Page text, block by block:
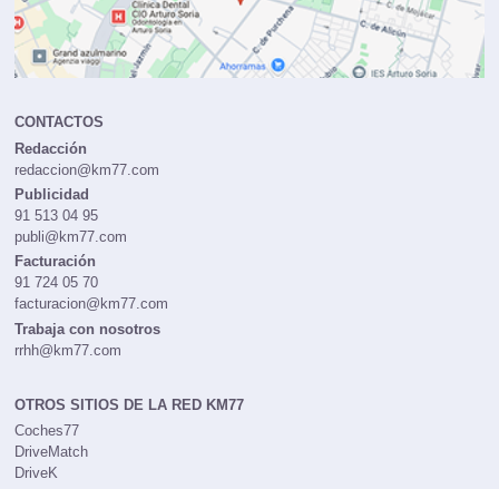
CONTACTOS
Redacción
redaccion@km77.com
Publicidad
91 513 04 95
publi@km77.com
Facturación
91 724 05 70
facturacion@km77.com
Trabaja con nosotros
rrhh@km77.com
OTROS SITIOS DE LA RED KM77
Coches77
DriveMatch
DriveK